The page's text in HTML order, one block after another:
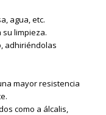
agua, etc.
limpieza.
adhiriéndolas
mayor resistencia
como a álcalis,